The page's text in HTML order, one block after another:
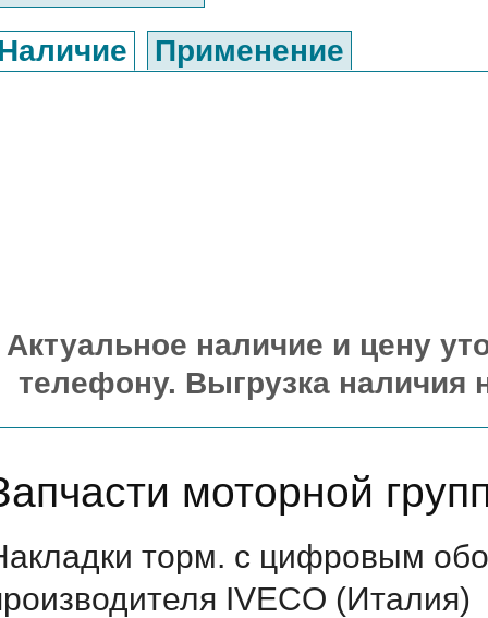
Применение
Актуальное наличие и цену
телефону. Выгрузка наличия
моторной
торм. с цифровым
IVECO (Италия)